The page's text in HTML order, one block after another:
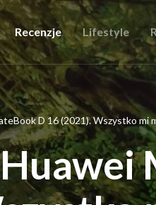
Recenzje Lifestyle
D 16 (2021). Wszystko mi